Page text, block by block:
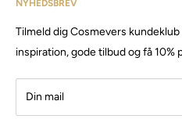
Besøg vores store butik /
NYHEDSBREV
Tilmeld dig Cosmevers
inspiration, gode tilbud og få 10%
Din mail
CVR:41 50 56 21